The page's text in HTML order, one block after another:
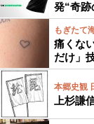
発“奇跡
もぎたて
痛くな
だけ」
本郷史観
上杉謙